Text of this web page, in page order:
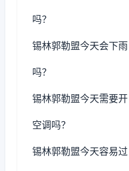
吗？
锡林郭勒盟今天会下雨
吗？
锡林郭勒盟今天需要开
空调吗？
锡林郭勒盟今天容易过